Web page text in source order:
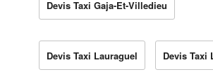
Devis Taxi Gaja-Et-Villedieu
Devis Taxi Lauraguel Devis Taxi